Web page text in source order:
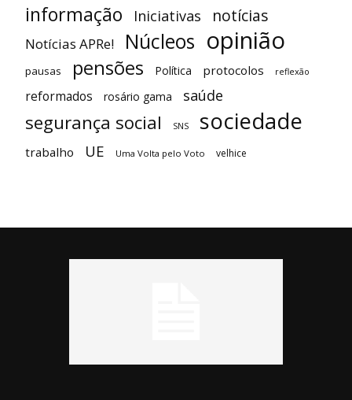
informação Iniciativas notícias
Notícias APRe! Núcleos opinião
pausas pensões Política protocolos reflexão
reformados rosário gama saúde
segurança social SNS sociedade
trabalho UE Uma Volta pelo Voto velhice